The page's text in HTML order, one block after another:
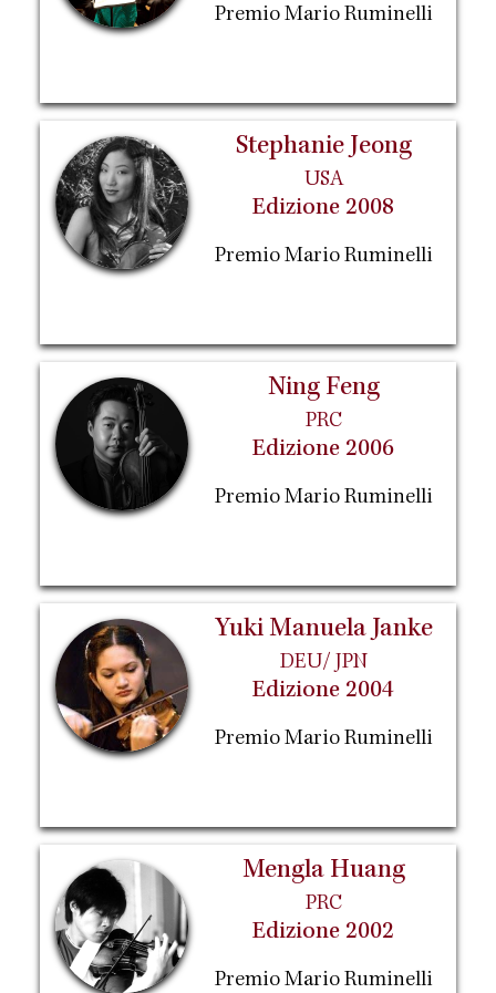
Premio Mario Ruminelli
Stephanie Jeong
USA
Edizione 2008
Premio Mario Ruminelli
Ning Feng
PRC
Edizione 2006
Premio Mario Ruminelli
Yuki Manuela Janke
DEU/ JPN
Edizione 2004
Premio Mario Ruminelli
Mengla Huang
PRC
Edizione 2002
Premio Mario Ruminelli